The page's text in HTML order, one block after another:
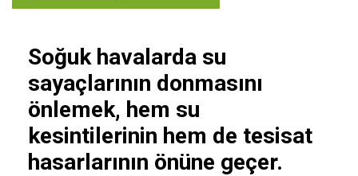
Soğuk havalarda su
sayaçlarının donmasını
önlemek, hem su
kesintilerinin hem de tesisat
hasarlarının önüne geçer.